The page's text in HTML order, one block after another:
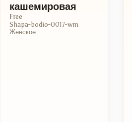
кашемировая
Free
Shapa-bodio-0017-wm
Женское